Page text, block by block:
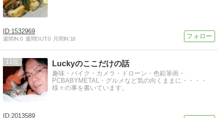
1532969
週間IN:0 週間OUT:0 月間IN:18
11 Luckyのここだけの話
趣味・バイク・カメラ・ドローン・色鉛筆画・
PCBABYMETAL・グルメなど気の向くままに・・・・
様々の事を書いています。
2013589